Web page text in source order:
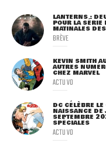
LANTERNS :
POUR LA SÉRIE
MATINALES
BRÈVE
KEVIN SMITH
AUTRES
CHEZ MARVEL
ACTU VO
DC CÉLÈBRE
NAISSANCE DE
SEPTEMBRE
SPÉCIALES
ACTU VO